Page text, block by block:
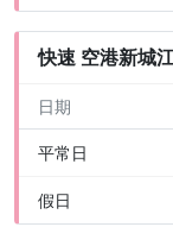
快速 空港新城
日期
平常日
假日